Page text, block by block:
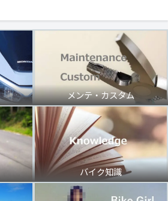
メンテ・カスタム
バイク知識